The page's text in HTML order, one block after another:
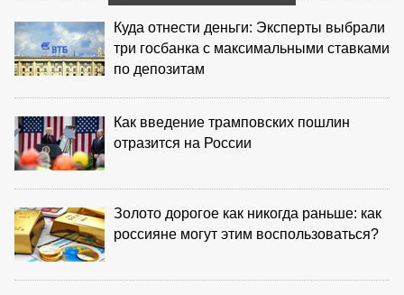
Куда отнести деньги: Эксперты выбрали
три госбанка с максимальными ставками
по депозитам
Как введение трамповских пошлин
отразится на России
Золото дорогое как никогда раньше: как
россияне могут этим воспользоваться?